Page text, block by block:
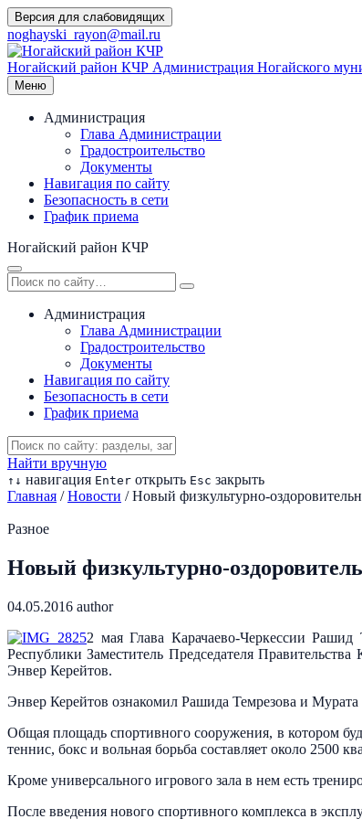
Перейти
к
содержимому
Версия для слабовидящих
noghayski_rayon@mail.ru
Ногайский район КЧР Администрация Ногайского
Меню
Администрация
Глава Администрации
Градостроительство
Документы
Навигация по сайту
Безопасность в сети
График приема
Ногайский район КЧР
Администрация
Глава Администрации
Градостроительство
Документы
Навигация по сайту
Безопасность в сети
График приема
Найти вручную
↑ ↓ навигация Enter открыть Esc закрыть
Главная / Новости / Новый физкультурно-
Разное
Новый физкультурно-
04.05.2016 author
2 мая Глава Карачаево-Черкессии
Республики Заместитель Председателя
Энвер Керейтов.
Энвер Керейтов ознакомил Рашида Темрезова и
Общая площадь спортивного сооружения, в котором
теннис, бокс и вольная борьба составляет около 2500
Кроме универсального игрового зала в нем есть
После введения нового спортивного комплекса в